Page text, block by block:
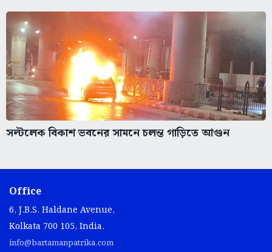
সল্টলেক বিকাশ ভবনের সামনে চলন্ত গাড়িতে আগুন
Office
6, J.B.S. Haldane Avenue,
Kolkata 700 105, India.
info@bartamanpatrika.com